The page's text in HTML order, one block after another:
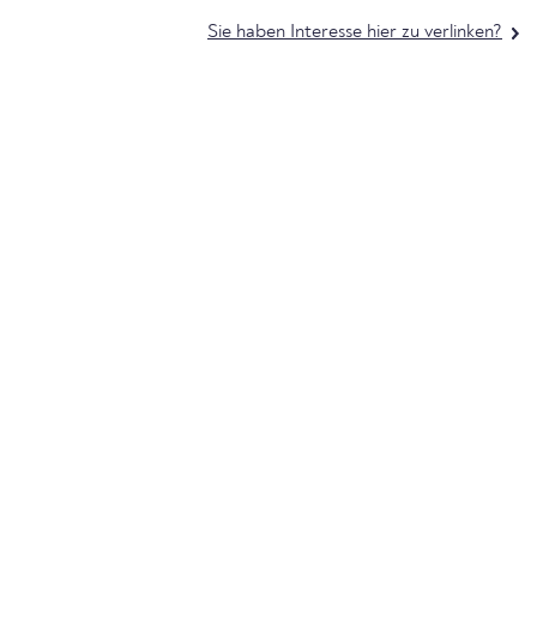
Sie haben Interesse hier zu verlinken?